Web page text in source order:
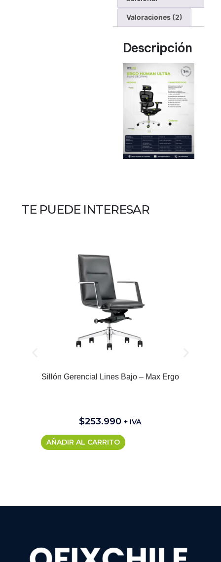
Valoraciones (2)
Descripción
TE PUEDE INTERESAR
Sillón Gerencial Lines Bajo – Max Ergo
$253.990 + IVA
AÑADIR AL CARRITO